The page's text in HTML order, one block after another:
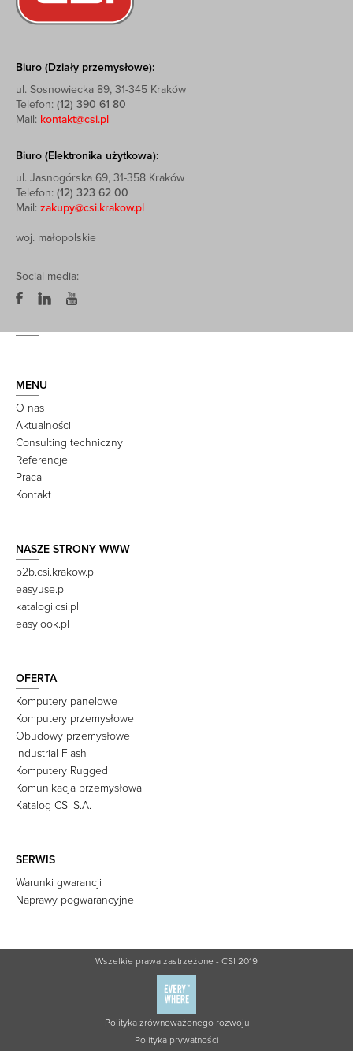
Biuro (Działy przemysłowe):
ul. Sosnowiecka 89, 31-345 Kraków
Telefon: (12) 390 61 80
Mail: kontakt@csi.pl
Biuro (Elektronika użytkowa):
ul. Jasnogórska 69, 31-358 Kraków
Telefon: (12) 323 62 00
Mail: zakupy@csi.krakow.pl
woj. małopolskie
Social media:
MENU
O nas
Aktualności
Consulting techniczny
Referencje
Praca
Kontakt
NASZE STRONY WWW
b2b.csi.krakow.pl
easyuse.pl
katalogi.csi.pl
easylook.pl
OFERTA
Komputery panelowe
Komputery przemysłowe
Obudowy przemysłowe
Industrial Flash
Komputery Rugged
Komunikacja przemysłowa
Katalog CSI S.A.
SERWIS
Warunki gwarancji
Naprawy pogwarancyjne
Wszelkie prawa zastrzeżone - CSI 2019
Polityka zrównoważonego rozwoju
Polityka prywatności